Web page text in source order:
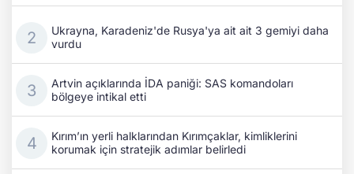
Ukrayna, Karadeniz'de Rusya'ya ait ait 3 gemiyi daha
vurdu
Artvin açıklarında İDA paniği: SAS komandoları
bölgeye intikal etti
Kırım’ın yerli halklarından Kırımçaklar, kimliklerini
korumak için stratejik adımlar belirledi